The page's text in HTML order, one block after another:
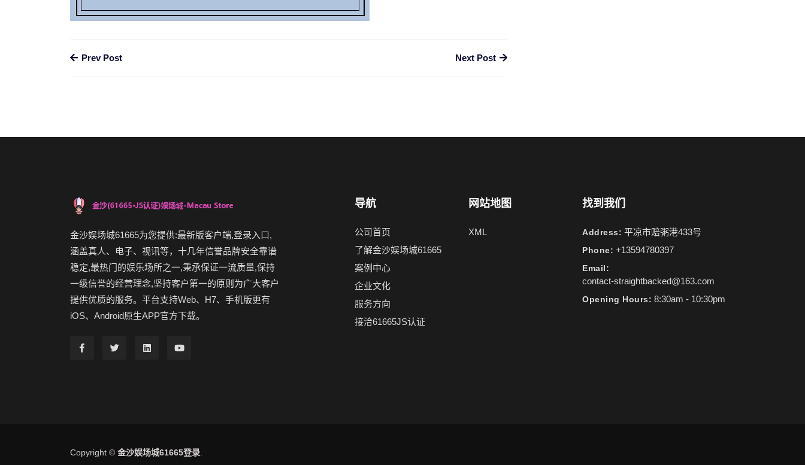
Prev Post Next Post
金沙娱场城61665为您提供:最新版客户端,登录入口,
涵盖真人、电子、视讯等，十几年信誉品牌安全靠谱
稳定,最热门的娱乐场所之一,秉承保证一流质量,保持
一级信誉的经营理念,坚持客户第一的原则为广大客户
提供优质的服务。平台支持Web、H7、手机版更有
iOS、Android原生APP官方下载。
导航
公司首页
了解金沙娱场城61665
案例中心
企业文化
服务方向
接洽61665JS认证
网站地图
XML
找到我们
Address: 平凉市赔粥港433号
Phone: +13594780397
Email:
contact-straightbacked@163.com
Opening Hours: 8:30am - 10:30pm
Copyright © 金沙娱场城61665登录